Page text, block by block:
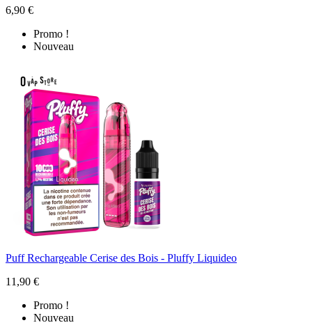
6,90 €
Promo !
Nouveau
Puff Rechargeable Cerise des Bois - Pluffy Liquideo
11,90 €
Promo !
Nouveau